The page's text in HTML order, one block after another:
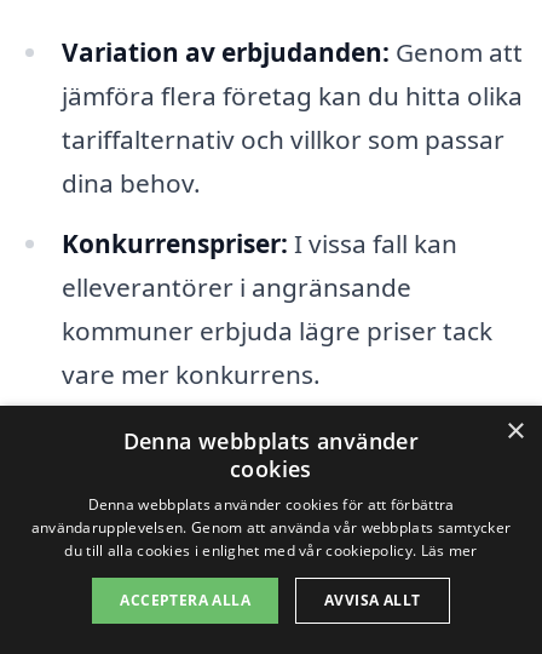
Variation av erbjudanden: Genom att
jämföra flera företag kan du hitta olika
tariffalternativ och villkor som passar
dina behov.
Konkurrenspriser: I vissa fall kan
elleverantörer i angränsande
kommuner erbjuda lägre priser tack
vare mer konkurrens.
Specialiserade avtalsformer:Vissa
städer kan ha företag som erbjuder
unika avtal, exempelvis grön energi
eller fasta priser över längre perioder.
Bättre kundservice:Att undersöka
×
Denna webbplats använder
cookies
Denna webbplats använder cookies för att förbättra
användarupplevelsen. Genom att använda vår webbplats samtycker
du till alla cookies i enlighet med vår cookiepolicy. Läs mer
ACCEPTERA ALLA AVVISA ALLT